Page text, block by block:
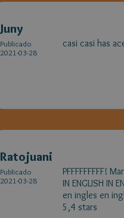
Juny
Publicado
2021-03-28
casi casi has
Ratojuani
Publicado
2021-03-28
PFFFFFFFFF!
IN ENGLISH IN
en ingles en
5,4 stars